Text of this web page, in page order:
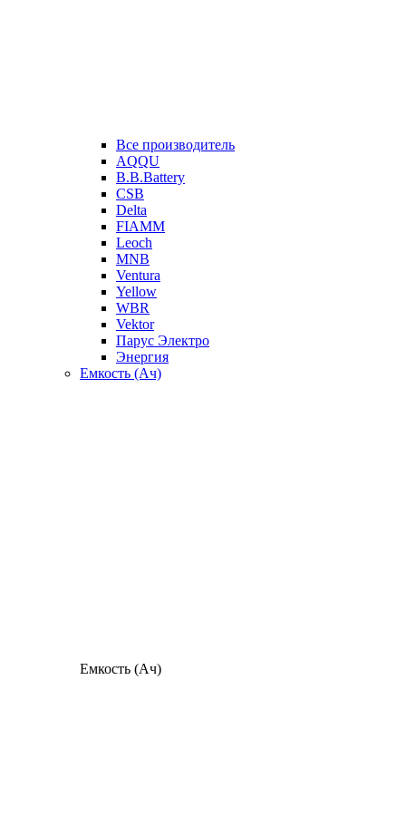
Все производитель
AQQU
B.B.Battery
CSB
Delta
FIAMM
Leoch
MNB
Ventura
Yellow
WBR
Vektor
Парус Электро
Энергия
Емкость (Ач)
Емкость (Ач)